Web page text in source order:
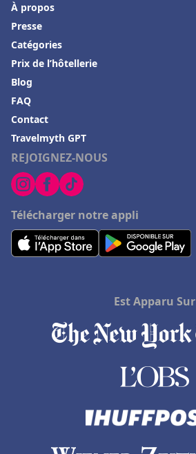
REJOIGNEZ-NOUS
Télécharger notre appli
À propos
Presse
Catégories
Prix de l’hôtellerie
Blog
FAQ
Contact
Travelmyth GPT
Est Apparu Sur